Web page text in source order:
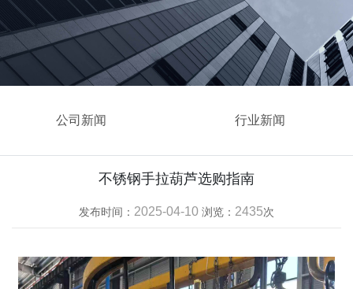
公司新闻 行业新闻
不锈钢手拉葫芦选购指南
发布时间： 2025-04-10 浏览： 2435次